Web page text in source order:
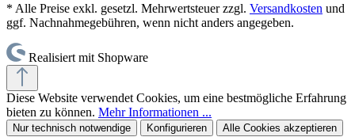
* Alle Preise exkl. gesetzl. Mehrwertsteuer zzgl. Versandkosten und
ggf. Nachnahmegebühren, wenn nicht anders angegeben.
Realisiert mit Shopware
Diese Website verwendet Cookies, um eine bestmögliche Erfahrung
bieten zu können. Mehr Informationen ...
Nur technisch notwendige Konfigurieren Alle Cookies akzeptieren